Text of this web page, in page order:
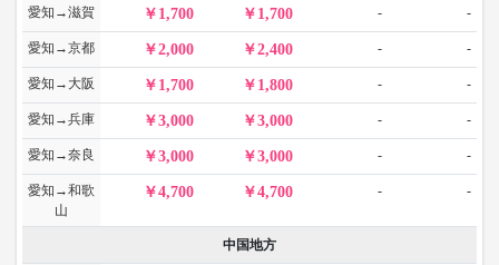
愛知→滋賀 1,700 1,700 - -
愛知→京都 2,000 2,400 - -
愛知→大阪 1,700 1,800 - -
愛知→兵庫 3,000 3,000 - -
愛知→奈良 3,000 3,000 - -
愛知→和歌
山
4,700 4,700 - -
中国地方